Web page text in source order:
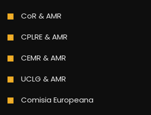
CoR & AMR
CPLRE & AMR
CEMR & AMR
UCLG & AMR
Comisia Europeana